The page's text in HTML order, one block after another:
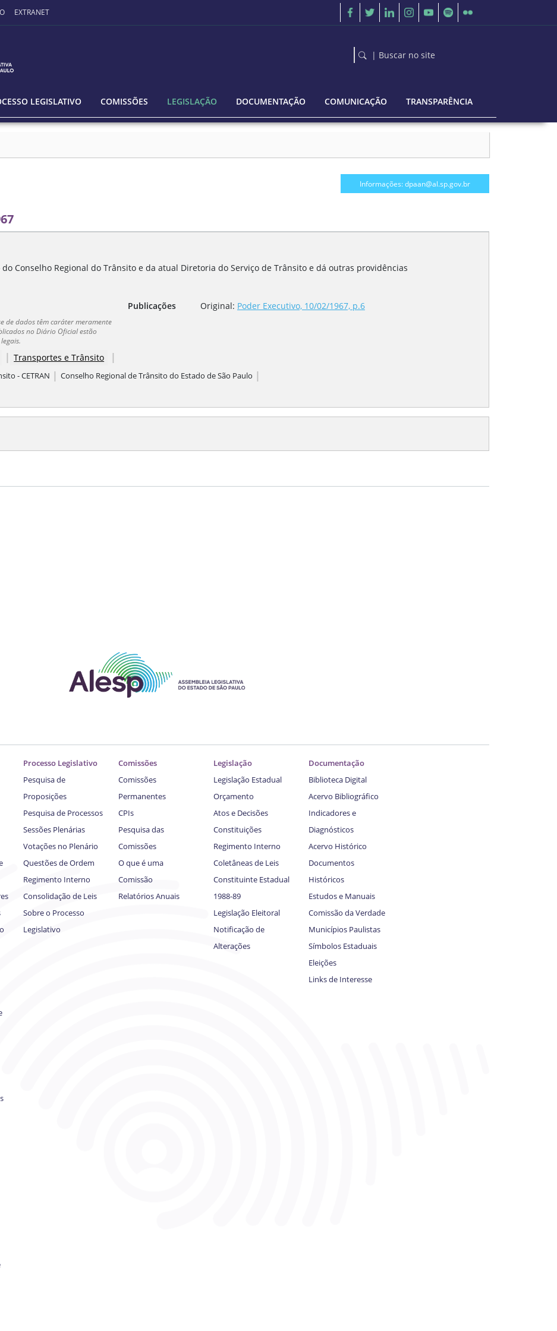
EXTRANET
| Buscar no site
LEGISLATIVO COMISSÕES LEGISLAÇÃO DOCUMENTAÇÃO COMUNICAÇÃO TRANSPARÊNCIA
Informações: dpaan@al.sp.gov.br
Conselho Regional do Trânsito e da atual Diretoria do Serviço de Trânsito e dá outras providências
de dados têm caráter meramente
no Diário Oficial estão
Publicações Original: Poder Executivo, 10/02/1967, p.6
| Transportes e Trânsito |
- CETRAN | Conselho Regional de Trânsito do Estado de São Paulo |
Processo Legislativo
Pesquisa de
Proposições
Pesquisa de Processos
Sessões Plenárias
Votações no Plenário
Questões de Ordem
Regimento Interno
Consolidação de Leis
Sobre o Processo
Legislativo
Comissões
Comissões
Permanentes
CPIs
Pesquisa das
Comissões
O que é uma
Comissão
Relatórios Anuais
Legislação
Legislação Estadual
Orçamento
Atos e Decisões
Constituições
Regimento Interno
Coletâneas de Leis
Constituinte Estadual
1988-89
Legislação Eleitoral
Notificação de
Alterações
Documentação
Biblioteca Digital
Acervo Bibliográfico
Indicadores e
Diagnósticos
Acervo Histórico
Documentos
Históricos
Estudos e Manuais
Comissão da Verdade
Municípios Paulistas
Símbolos Estaduais
Eleições
Links de Interesse